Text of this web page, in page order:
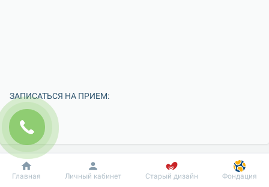
ЗАПИСАТЬСЯ НА ПРИЕМ:
Добробут Информация Пациенту
Главная Личный кабинет Старый дизайн Фондация